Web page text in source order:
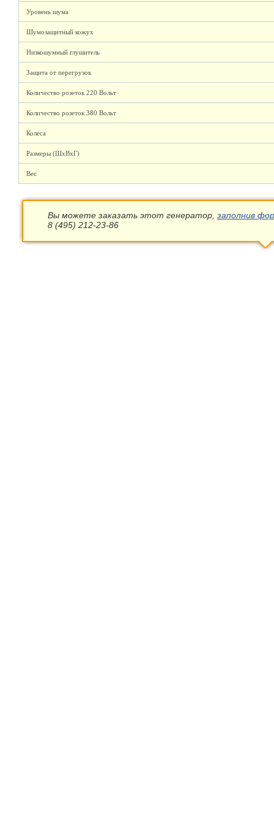
Уровень шума
Шумозащитный кожух
Низкошумный глушитель
Защита от перегрузок
Количество розеток 220 Вольт
Количество розеток 380 Вольт
Колеса
Размеры (ШхВхГ)
Вес
Вы можете заказать этот генератор, заполнив
8 (495) 212-23-86